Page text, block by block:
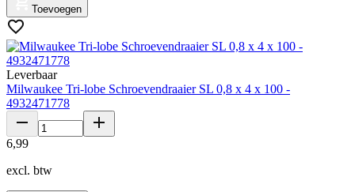
Toevoegen
Leverbaar
Milwaukee Tri-lobe Schroevendraaier SL 0,8 x 4 x 100 -
4932471778
6,99
excl. btw